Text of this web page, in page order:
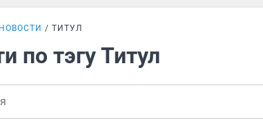
ТИТУЛ
по тэгу Титул